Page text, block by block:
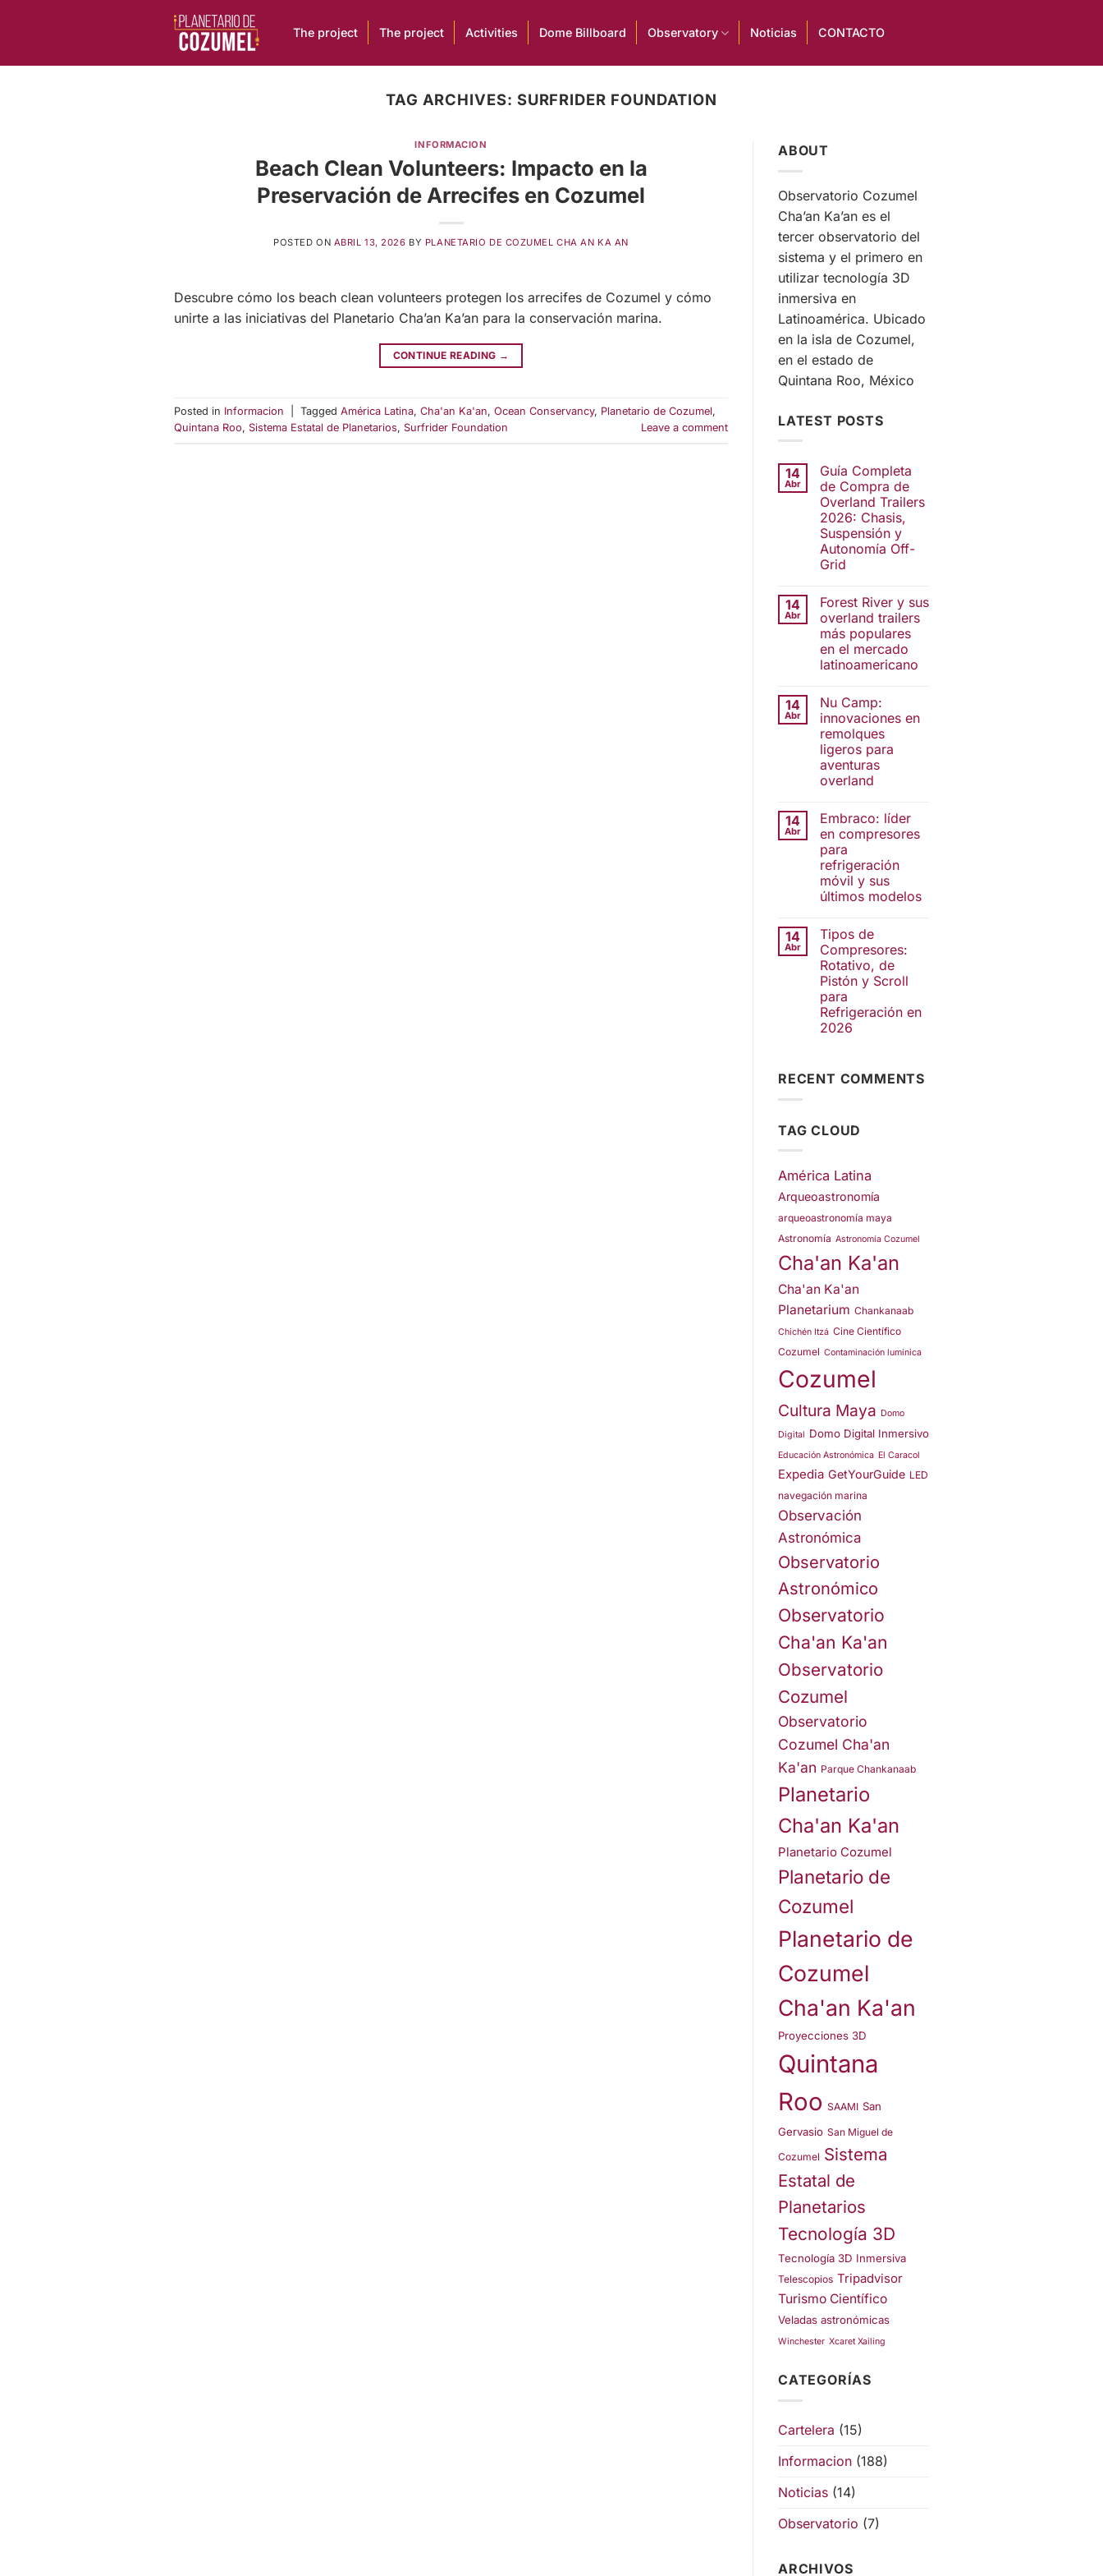
The project The project Activities Dome Billboard Observatory Noticias CONTACTO
TAG ARCHIVES: SURFRIDER FOUNDATION
INFORMACION
Beach Clean Volunteers: Impacto en la
Preservación de Arrecifes en Cozumel
POSTED ON ABRIL 13, 2026 BY PLANETARIO DE COZUMEL CHA AN KA AN
Descubre cómo los beach clean volunteers protegen los arrecifes de Cozumel y cómo
unirte a las iniciativas del Planetario Cha’an Ka’an para la conservación marina.
CONTINUE READING →
Posted in Informacion Tagged América Latina, Cha'an Ka'an, Ocean Conservancy, Planetario de Cozumel,
Quintana Roo, Sistema Estatal de Planetarios, Surfrider Foundation Leave a comment
ABOUT
Observatorio Cozumel
Cha’an Ka’an es el
tercer observatorio del
sistema y el primero en
utilizar tecnología 3D
inmersiva en
Latinoamérica. Ubicado
en la isla de Cozumel,
en el estado de
Quintana Roo, México
LATEST POSTS
14
Abr
Guía Completa
de Compra de
Overland Trailers
2026: Chasis,
Suspensión y
Autonomía Off-
Grid
14
Abr
Forest River y sus
overland trailers
más populares
en el mercado
latinoamericano
14
Abr
Nu Camp:
innovaciones en
remolques
ligeros para
aventuras
overland
14
Abr
Embraco: líder
en compresores
para
refrigeración
móvil y sus
últimos modelos
14
Abr
Tipos de
Compresores:
Rotativo, de
Pistón y Scroll
para
Refrigeración en
2026
RECENT COMMENTS
TAG CLOUD
América Latina
Arqueoastronomía
arqueoastronomía maya
Astronomía Astronomía Cozumel
Cha'an Ka'an
Cha'an Ka'an
Planetarium Chankanaab
Chichén Itzá Cine Científico
Cozumel Contaminación lumínica
Cozumel
Cultura Maya
Domo
Digital Domo Digital Inmersivo
Educación Astronómica El Caracol
Expedia GetYourGuide LED
navegación marina
Observación
Astronómica
Observatorio
Astronómico
Observatorio
Cha'an Ka'an
Observatorio
Cozumel
Observatorio
Cozumel Cha'an
Ka'an Parque Chankanaab
Planetario
Cha'an Ka'an
Planetario Cozumel
Planetario de
Cozumel
Planetario de
Cozumel
Cha'an Ka'an
Proyecciones 3D
Quintana
Roo SAAMI San
Gervasio San Miguel de
Cozumel Sistema
Estatal de
Planetarios
Tecnología 3D
Tecnología 3D Inmersiva
Telescopios Tripadvisor
Turismo Científico
Veladas astronómicas
Winchester Xcaret Xailing
CATEGORÍAS
Cartelera (15)
Informacion (188)
Noticias (14)
Observatorio (7)
ARCHIVOS